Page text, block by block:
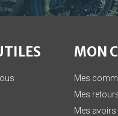
MON
Mes
Mes
Mes avoirs